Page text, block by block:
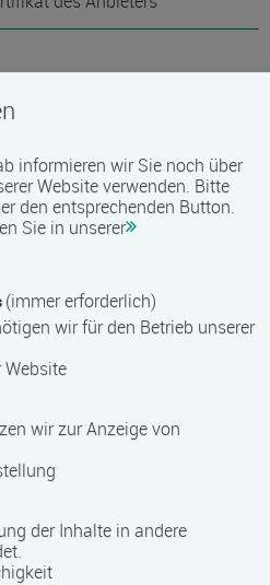
informieren wir Sie noch über
Website verwenden. Bitte
den entsprechenden Button.
Sie in unserer
(immer erforderlich)
wir für den Betrieb unserer
Website
wir zur Anzeige von
der Inhalte in andere